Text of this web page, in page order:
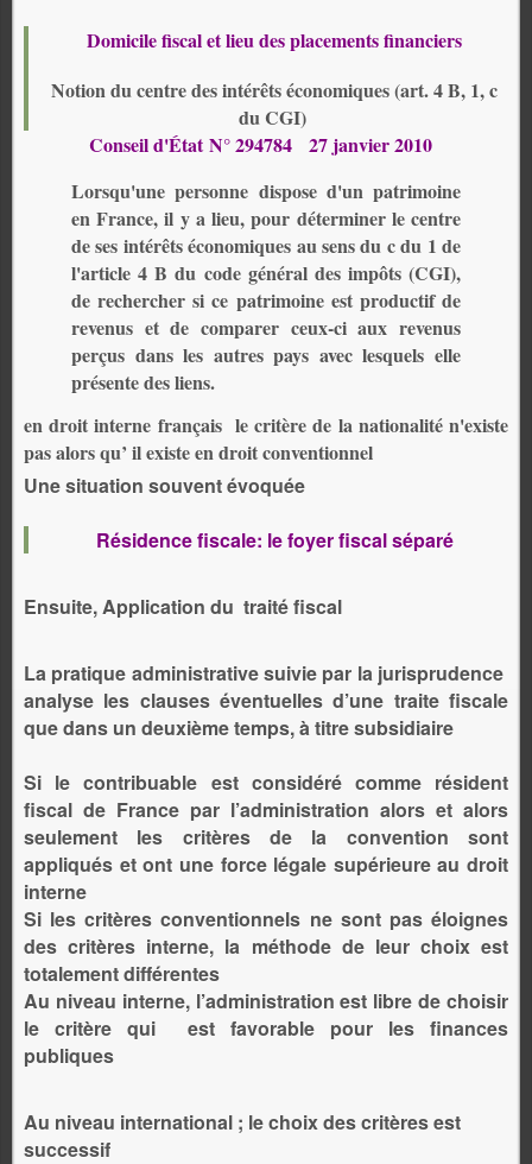
Domicile fiscal et lieu des placements financiers
Notion du centre des intérêts économiques (art. 4 B, 1, c
du CGI)
Conseil d'État N° 294784
27 janvier 2010
Lorsqu'une personne dispose d'un patrimoine
en France, il y a lieu, pour déterminer le centre
de ses intérêts économiques au sens du c du 1 de
l'article 4 B du code général des impôts (CGI),
de rechercher si ce patrimoine est productif de
revenus et de comparer ceux-ci aux revenus
perçus dans les autres pays avec lesquels elle
présente des liens.
en droit interne français le critère de la nationalité n'existe
pas alors qu’ il existe en droit conventionnel
Une situation souvent évoquée
Résidence fiscale: le foyer fiscal séparé
Ensuite, Application du traité fiscal
La pratique administrative suivie par la jurisprudence
analyse les clauses éventuelles d’une traite fiscale
que dans un deuxième temps, à titre subsidiaire
Si le contribuable est considéré comme résident
fiscal de France par l’administration alors et alors
seulement les critères de la convention sont
appliqués et ont une force légale supérieure au droit
interne
Si les critères conventionnels ne sont pas éloignes
des critères interne, la méthode de leur choix est
totalement différentes
Au niveau interne, l’administration est libre de choisir
le critère qui
est favorable pour les finances
publiques
Au niveau international ; le choix des critères est
successif